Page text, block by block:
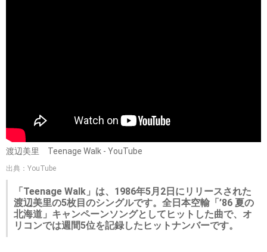
渡辺美里 Teenage Walk - YouTube
出典：YouTube
「Teenage Walk」は、1986年5月2日にリリースされた
渡辺美里の5枚目のシングルです。全日本空輸「’86 夏の
北海道」キャンペーンソングとしてヒットした曲で、オ
リコンでは週間5位を記録したヒットナンバーです。